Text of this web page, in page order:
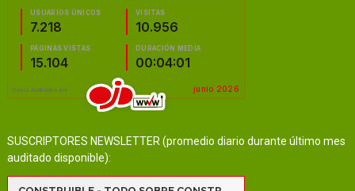
SUSCRIPTORES NEWSLETTER (promedio diario durante último mes
auditado disponible):